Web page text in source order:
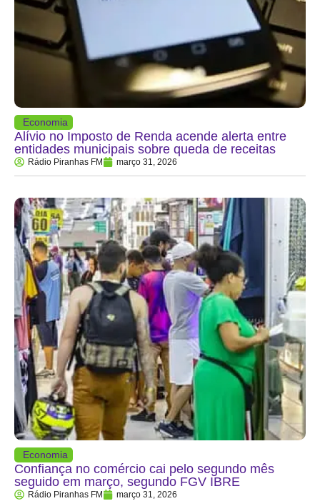
Economia
Alívio no Imposto de Renda acende alerta entre
entidades municipais sobre queda de receitas
Rádio Piranhas FM março 31, 2026
Economia
Confiança no comércio cai pelo segundo mês
seguido em março, segundo FGV IBRE
Rádio Piranhas FM março 31, 2026